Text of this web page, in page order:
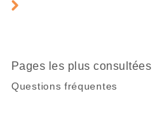
Pages les plus consultées
Questions fréquentes